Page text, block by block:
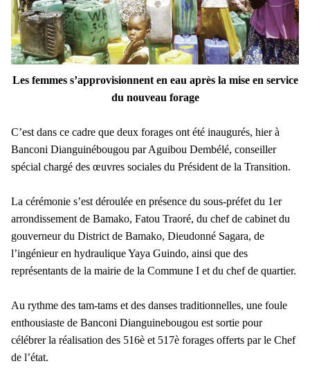
Les femmes s’approvisionnent en eau après la mise en service
du nouveau forage
C’est dans ce cadre que deux forages ont été inaugurés, hier à
Banconi Dianguinébougou par Aguibou Dembélé, conseiller
spécial chargé des œuvres sociales du Président de la Transition.
La cérémonie s’est déroulée en présence du sous-préfet du 1er
arrondissement de Bamako, Fatou Traoré, du chef de cabinet du
gouverneur du District de Bamako, Dieudonné Sagara, de
l’ingénieur en hydraulique Yaya Guindo, ainsi que des
représentants de la mairie de la Commune I et du chef de quartier.
Au rythme des tam-tams et des danses traditionnelles, une foule
enthousiaste de Banconi Dianguinebougou est sortie pour
célébrer la réalisation des 516è et 517è forages offerts par le Chef
de l’état.